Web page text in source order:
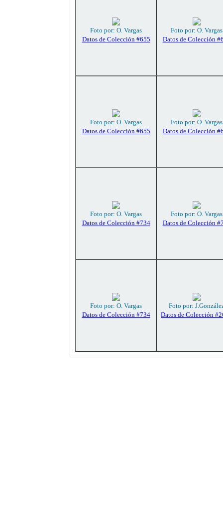
Foto por: O. Vargas
Datos de Colección #655
Foto por: O. Vargas
Datos de Colección
Foto por: O. Vargas
Datos de Colección #655
Foto por: O. Vargas
Datos de Colección
Foto por: O. Vargas
Datos de Colección #734
Foto por: O. Vargas
Datos de Colección
Foto por: O. Vargas
Datos de Colección #734
Foto por:
Datos de Colección